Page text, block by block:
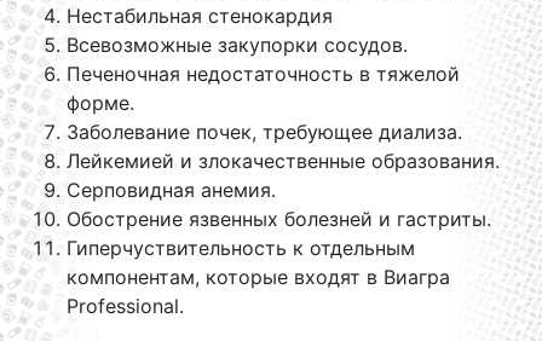
Нестабильная стенокардия
Всевозможные закупорки сосудов.
Печеночная недостаточность в тяжелой
форме.
Заболевание почек, требующее диализа.
Лейкемией и злокачественные образования.
Серповидная анемия.
Обострение язвенных болезней и гастриты.
Гиперчуствительность к отдельным
компонентам, которые входят в Виагра
Professional.